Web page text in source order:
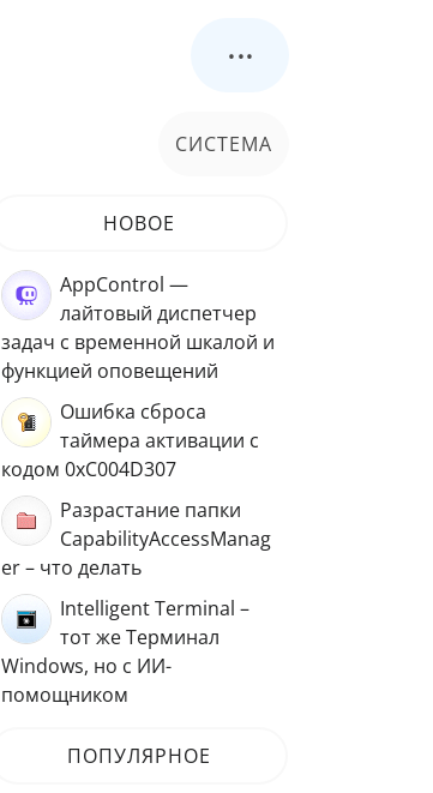
...
СИСТЕМА
НОВОЕ
AppControl —
лайтовый диспетчер
задач с временной шкалой и
функцией оповещений
Ошибка сброса
таймера активации с
кодом 0xC004D307
Разрастание папки
CapabilityAccessManag
er – что делать
Intelligent Terminal –
тот же Терминал
Windows, но с ИИ-
помощником
ПОПУЛЯРНОЕ